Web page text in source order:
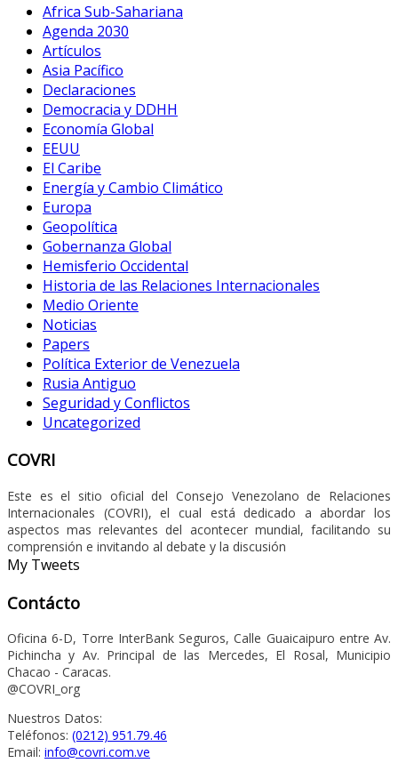
Africa Sub-Sahariana
Agenda 2030
Artículos
Asia Pacífico
Declaraciones
Democracia y DDHH
Economía Global
EEUU
El Caribe
Energía y Cambio Climático
Europa
Geopolítica
Gobernanza Global
Hemisferio Occidental
Historia de las Relaciones Internacionales
Medio Oriente
Noticias
Papers
Política Exterior de Venezuela
Rusia Antiguo
Seguridad y Conflictos
Uncategorized
COVRI
Este es el sitio oficial del Consejo Venezolano de Relaciones
Internacionales (COVRI), el cual está dedicado a abordar los
aspectos mas relevantes del acontecer mundial, facilitando su
comprensión e invitando al debate y la discusión
My Tweets
Contácto
Oficina 6-D, Torre InterBank Seguros, Calle Guaicaipuro entre Av.
Pichincha y Av. Principal de las Mercedes, El Rosal, Municipio
Chacao - Caracas.
@COVRI_org
Nuestros Datos:
Teléfonos: (0212) 951.79.46
Email: info@covri.com.ve